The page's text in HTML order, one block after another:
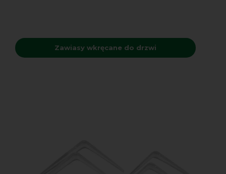
Zawiasy wkręcane do drzwi